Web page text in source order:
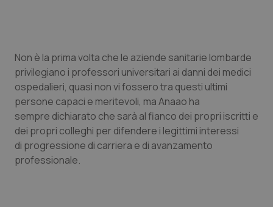
Campania
Emilia-Romagna
Friuli Venezia Giulia
Lazio
Car-T
Colesterolo & coronaropatie
Dermatite Atopica
Diabete & glucometri
Non è la prima volta che le aziende sanitarie lombarde
privilegiano i professori universitari ai danni dei medici
ospedalieri, quasi non vi fossero tra questi ultimi
persone capaci e meritevoli, ma Anaao ha
sempre dichiarato che sarà al fianco dei propri iscritti e
dei propri colleghi per difendere i legittimi interessi
di progressione di carriera e di avanzamento
professionale.